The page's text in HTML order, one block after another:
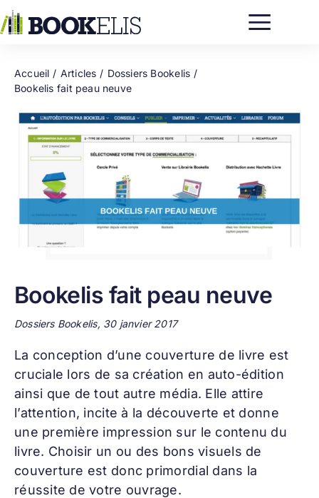
au
contenu
Accueil Articles
Dossiers Bookelis
Bookelis fait peau neuve
Bookelis fait peau neuve
Dossiers Bookelis, 30 janvier 2017
La conception d’une couverture de livre est
cruciale lors de sa création en auto-édition
ainsi que de tout autre média. Elle attire
l’attention, incite à la découverte et donne
une première impression sur le contenu du
livre. Choisir un ou des bons visuels de
couverture est donc primordial dans la
réussite de votre ouvrage.